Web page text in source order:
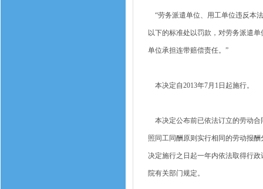
“劳务派遣单位、用工单位违反本
以下的标准处以罚款，对劳务派遣
单位承担连带赔偿责任。”
本决定自2013年7月1日起施行。
本决定公布前已依法订立的劳动合
照同工同酬原则实行相同的劳动报
决定施行之日起一年内依法取得行
院有关部门规定。